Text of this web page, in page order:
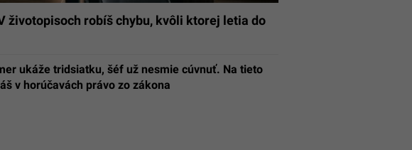
životopisoch robíš chybu, kvôli ktorej letia do
ukáže tridsiatku, šéf už nesmie cúvnuť. Na tieto
v horúčavách právo zo zákona